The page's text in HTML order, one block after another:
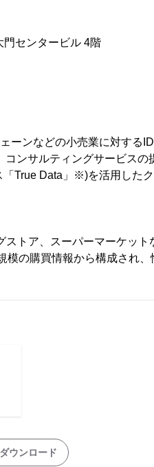
センタービル 4階
ーンなどの小売業に対する
ンサルティングサービスの
True Data」※)を活用した
トア、スーパーマーケット
模の購買情報から構成され
ウンロード